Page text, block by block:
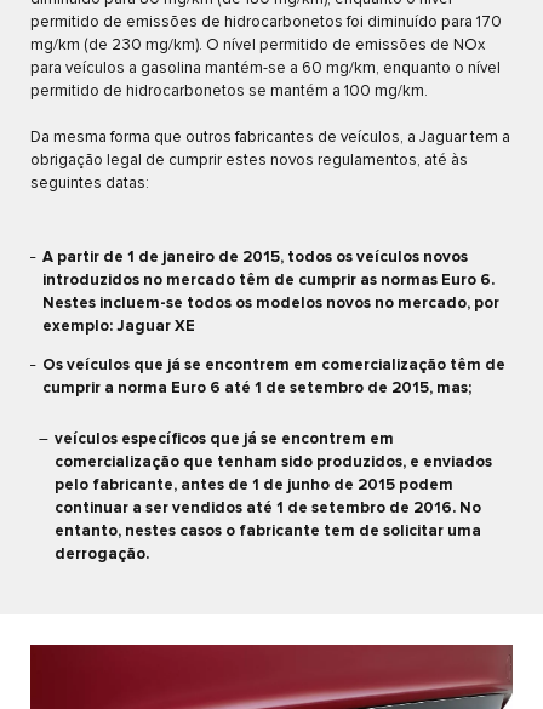
permitido de emissões de hidrocarbonetos foi diminuído para 170
mg/km (de 230 mg/km). O nível permitido de emissões de NOx
para veículos a gasolina mantém-se a 60 mg/km, enquanto o nível
permitido de hidrocarbonetos se mantém a 100 mg/km.
Da mesma forma que outros fabricantes de veículos, a Jaguar tem a
obrigação legal de cumprir estes novos regulamentos, até às
seguintes datas:
A partir de 1 de janeiro de 2015, todos os veículos novos
introduzidos no mercado têm de cumprir as normas Euro 6.
Nestes incluem-se todos os modelos novos no mercado, por
exemplo: Jaguar XE
Os veículos que já se encontrem em comercialização têm de
cumprir a norma Euro 6 até 1 de setembro de 2015, mas;
veículos específicos que já se encontrem em
comercialização que tenham sido produzidos, e enviados
pelo fabricante, antes de 1 de junho de 2015 podem
continuar a ser vendidos até 1 de setembro de 2016. No
entanto, nestes casos o fabricante tem de solicitar uma
derrogação.